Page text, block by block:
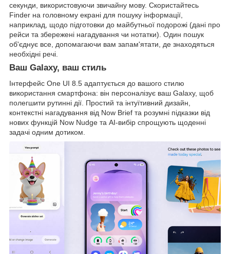
секунди, використовуючи звичайну мову. Скористайтесь
Finder на головному екрані для пошуку інформації,
наприклад, щодо підготовки до майбутньої подорожі (дані про
рейси та збережені нагадування чи нотатки). Один пошук
об'єднує все, допомагаючи вам запам'ятати, де знаходяться
необхідні речі.
Ваш Galaxy, ваш стиль
Інтерфейс One UI 8.5 адаптується до вашого стилю
використання смартфона: він персоналізує ваш Galaxy, щоб
полегшити рутинні дії. Простий та інтуїтивний дизайн,
контекстні нагадування від Now Brief та розумні підказки від
нових функцій Now Nudge та AI-вибір спрощують щоденні
задачі одним дотиком.